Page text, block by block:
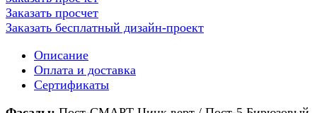
Заказать просчет
Заказать бесплатный дизайн-проект
Описание
Оплата и доставка
Сертификаты